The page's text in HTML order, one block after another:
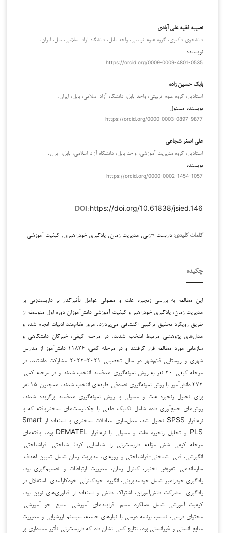
نصیبه فقیه علی آبادی
دانشجوی دکتری، گروه علوم تربیتی، واحد بابل، دانشگاه آزاد اسلامی، بابل، ایران.
نویسنده
https://orcid.org/0009-0009-4801-0535
بابک حسین زاده
استادیار، گروه علوم تربیتی، واحد بابل، دانشگاه آزاد اسلامی، بابل، ایران.
نویسنده مسئول
https://orcid.org/0000-0003-0897-9877
علی اصغر شجاعی
استادیار، گروه مدیریت آموزشی، واحد بابل، دانشگاه آزاد اسلامی، بابل، ایران.
نویسنده
https://orcid.org/0000-0002-1454-1057
DOI: https://doi.org/10.61838/jsied.146
کلمات کلیدی:داربست ¬زنی, مدیریت زمان, یادگیری خودراهبری, کیفیت آموزشی
چکیده
این مطالعه به بررسی زنجیره علت و معلولی عوامل تأثیرگذار بر داربست‌زنی بر
مدیریت زمان، یادگیری خودراهبر و کیفیت آموزشی دانش‌آموزان دوره اول متوسطه از
طریق رویکرد تحقیق ترکیبی اکتشافی می‌پردازد. مرور نظام‌مند ادبیات انجام شده و
مدل‌های پژوهشی مرتبط انتخاب شدند. در مرحله کیفی، خبرگان دانشگاهی و
سازمانی مورد مطالعه قرار گرفتند و در مرحله کمی، ۱۱۸۳۶ دانش‌آموز از مدارس
شهری و روستایی قائم‌شهر در سال تحصیلی ۲۰۲۱-۲۰۲۲ مشارکت داشتند. در
مرحله کیفی، ۲۰ نفر به روش نمونه‌گیری هدفمند انتخاب شدند و در مرحله کمی،
۳۷۲ دانش‌آموز با روش نمونه‌گیری تصادفی طبقه‌ای انتخاب شدند. همچنین ۱۵ نفر
برای تحلیل زنجیره علت و معلولی با روش نمونه‌گیری هدفمند برگزیده شدند.
روش‌های جمع‌آوری داده شامل تکنیک دلفی با چک‌لیست‌های ساختاریافته که با
نرم‌افزار SPSS تحلیل شد، مدل‌سازی معادلات ساختاری با استفاده از Smart
PLS و تحلیل زنجیره علت و معلولی با نرم‌افزار DEMATEL بود. یافته‌های
مرحله کیفی شش مؤلفه داربست‌زنی را شناسایی کرد: شناختی، فراشناختی،
انگیزشی، فنی، شناختی-فراشناختی و رویه‌ای. مدیریت زمان شامل تعیین اهداف،
سازماندهی، تفویض اختیار، کنترل زمان، مدیریت ارتباطات و تصمیم‌گیری بود.
یادگیری خودراهبر شامل خودمدیریتی، انگیزه، خودکنترلی، خودکارآمدی، استقلال در
یادگیری، مشارکت دانش‌آموزان، اشتراک دانش و استفاده از فناوری‌های نوین بود.
کیفیت آموزشی شامل عملکرد معلم، فرایندهای آموزشی، منابع، جو آموزشی،
محتوای درسی، تناسب برنامه درسی با نیازهای جامعه، سیستم ارزشیابی و مدیریت
منابع انسانی و غیرانسانی بود. نتایج کمی نشان داد که داربست‌زنی تأثیر معناداری بر